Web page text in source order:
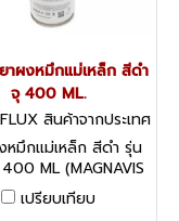
าผงหมึกแม่เหล็ก สีดำ
จุ 400 ML.
สินค้าจากประเทศ
อเมริกา 7HF
หมึกแม่เหล็ก สีดำ รุ่น
ML (MAGNAVIS
MAGNETIC INK)
เปรียบเทียบ